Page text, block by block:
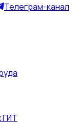
Телеграм-канал
ГИТ